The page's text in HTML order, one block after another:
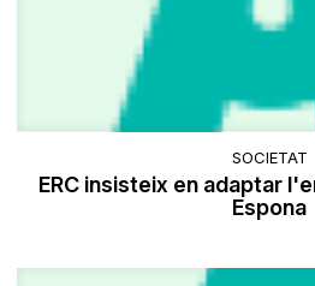
SOCIETAT
ERC insisteix en adaptar
Espona